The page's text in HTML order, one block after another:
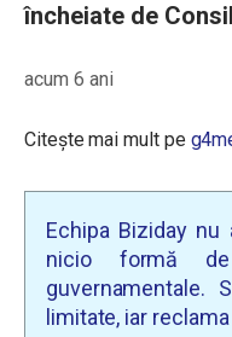
încheiate de
acum 6 ani
Citește mai mult pe
Echipa Biziday
nicio formă
guvernamentale.
limitate, iar